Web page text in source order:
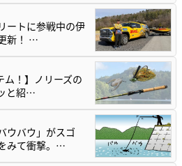
ートに参戦中の伊
新！ …
ム！】ノリーズの
と紹…
ウバウ」がスゴ
みて衝撃。…